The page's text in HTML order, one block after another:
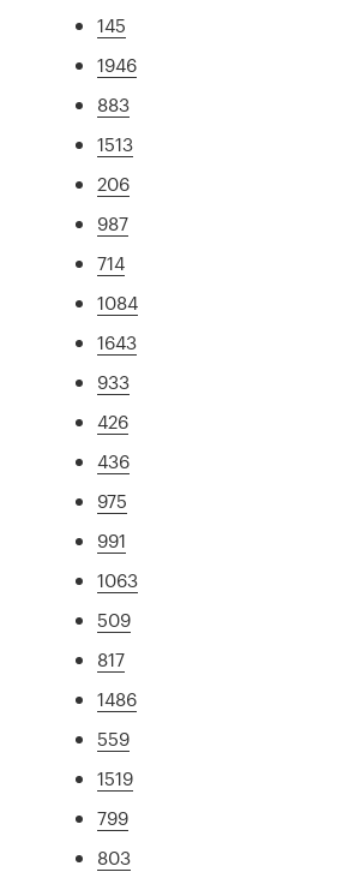
145
1946
883
1513
206
987
714
1084
1643
933
426
436
975
991
1063
509
817
1486
559
1519
799
803